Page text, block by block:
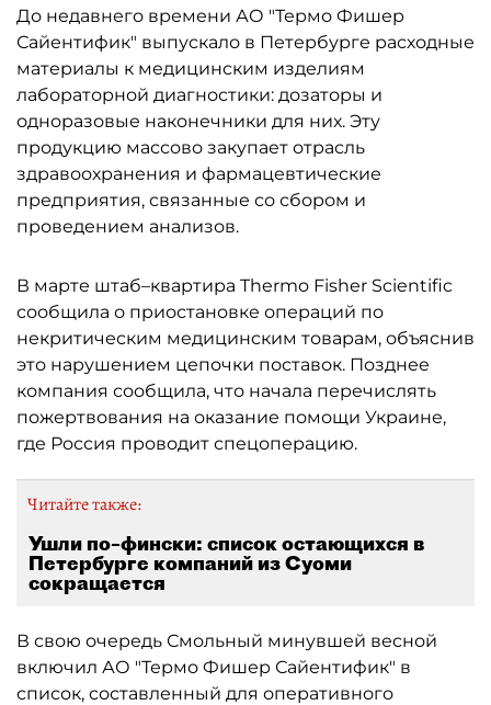
До недавнего времени АО "Термо Фишер
Сайентифик" выпускало в Петербурге расходные
материалы к медицинским изделиям
лабораторной диагностики: дозаторы и
одноразовые наконечники для них. Эту
продукцию массово закупает отрасль
здравоохранения и фармацевтические
предприятия, связанные со сбором и
проведением анализов.
В марте штаб–квартира Thermo Fisher Scientific
сообщила о приостановке операций по
некритическим медицинским товарам, объяснив
это нарушением цепочки поставок. Позднее
компания сообщила, что начала перечислять
пожертвования на оказание помощи Украине,
где Россия проводит спецоперацию.
Читайте также:
Ушли по–фински: список остающихся в
Петербурге компаний из Суоми
сокращается
В свою очередь Смольный минувшей весной
включил АО "Термо Фишер Сайентифик" в
список, составленный для оперативного